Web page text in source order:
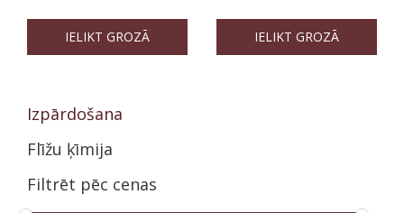
IELIKT GROZĀ IELIKT GROZĀ
Izpārdošana
Flīžu ķīmija
Filtrēt pēc cenas